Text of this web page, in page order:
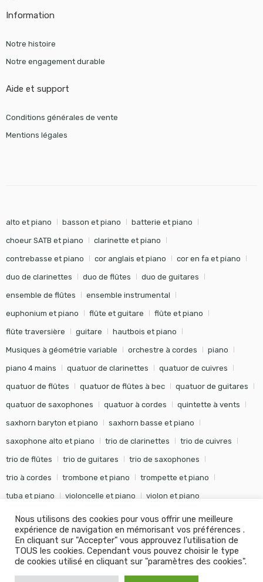
Information
Notre histoire
Notre engagement durable
Aide et support
Conditions générales de vente
Mentions légales
alto et piano basson et piano batterie et piano
choeur SATB et piano clarinette et piano
contrebasse et piano cor anglais et piano cor en fa et piano
duo de clarinettes duo de flûtes duo de guitares
ensemble de flûtes ensemble instrumental
euphonium et piano flûte et guitare flûte et piano
flûte traversière guitare hautbois et piano
Musiques à géométrie variable orchestre à cordes piano
piano 4 mains quatuor de clarinettes quatuor de cuivres
quatuor de flûtes quatuor de flûtes à bec quatuor de guitares
quatuor de saxophones quatuor à cordes quintette à vents
saxhorn baryton et piano saxhorn basse et piano
saxophone alto et piano trio de clarinettes trio de cuivres
trio de flûtes trio de guitares trio de saxophones
trio à cordes trombone et piano trompette et piano
tuba et piano violoncelle et piano violon et piano
© Editions Soldano - Tous droits réservés - Conception Khalid
Nous utilisons des cookies pour vous offrir une meilleure
expérience de navigation en mémorisant vos préférences .
En cliquant sur "Accepter" vous approuvez l'utilisation de
TOUS les cookies. Cependant vous pouvez choisir le type
de cookies utilisé en cliquant sur "paramètres des cookies".